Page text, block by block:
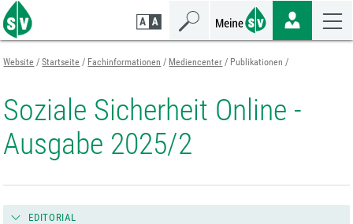
Zum
Seiteninhalt
springen
Zur
Navigation
springen
Zur
Mobilen
Navigation
springen
Website Startseite Fachinformationen Mediencenter Publikationen
Soziale Sicherheit Online -
Ausgabe 2025/2
EDITORIAL